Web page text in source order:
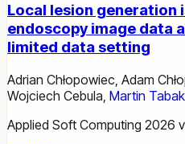
Local lesion
endoscopy image data
limited data setting
Adrian Chłopowiec Adam
Wojciech Cebula Martin
Applied Soft Computing 2026